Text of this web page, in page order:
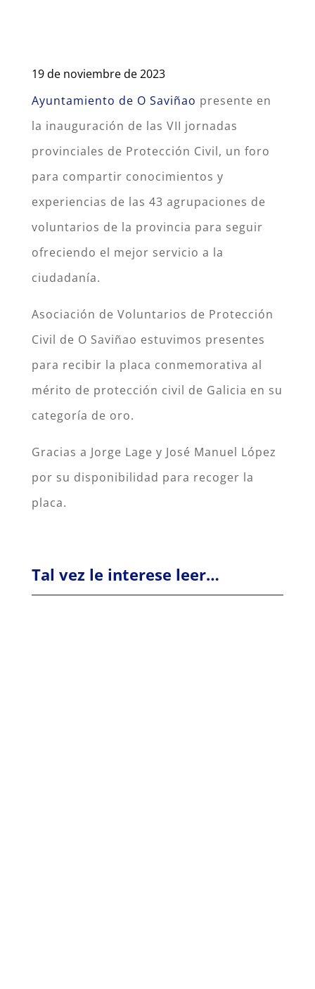
19 de noviembre de 2023
Ayuntamiento de O Saviñao presente en
la inauguración de las VII jornadas
provinciales de Protección Civil, un foro
para compartir conocimientos y
experiencias de las 43 agrupaciones de
voluntarios de la provincia para seguir
ofreciendo el mejor servicio a la
ciudadanía.
Asociación de Voluntarios de Protección
Civil de O Saviñao estuvimos presentes
para recibir la placa conmemorativa al
mérito de protección civil de Galicia en su
categoría de oro.
Gracias a Jorge Lage y José Manuel López
por su disponibilidad para recoger la
placa.
Tal vez le interese leer…